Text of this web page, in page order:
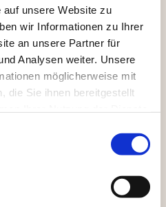
unsere Website zu
wir Informationen zu Ihrer
an unsere Partner für
Analysen weiter. Unsere
möglicherweise mit
die Sie ihnen bereitgestellt